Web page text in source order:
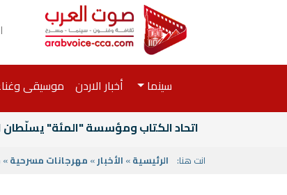
سينما أخبار الاردن موسيقى
اتحاد الكتاب ومؤسسة "المئة" يسلّطان
انت هنا: الرئيسية» الأخبار» مهرجانات مسرحية»